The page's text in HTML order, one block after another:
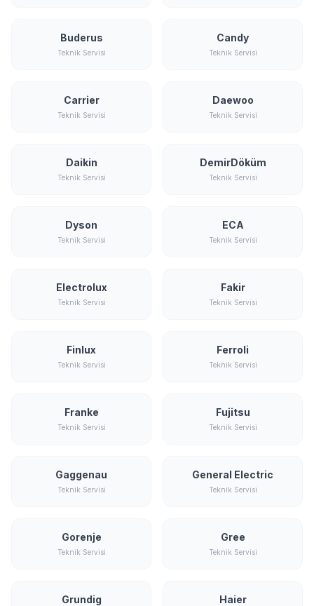
Buderus
Teknik Servisi
Candy
Teknik Servisi
Carrier
Teknik Servisi
Daewoo
Teknik Servisi
Daikin
Teknik Servisi
DemirDöküm
Teknik Servisi
Dyson
Teknik Servisi
ECA
Teknik Servisi
Electrolux
Teknik Servisi
Fakir
Teknik Servisi
Finlux
Teknik Servisi
Ferroli
Teknik Servisi
Franke
Teknik Servisi
Fujitsu
Teknik Servisi
Gaggenau
Teknik Servisi
General Electric
Teknik Servisi
Gorenje
Teknik Servisi
Gree
Teknik Servisi
Grundig Haier